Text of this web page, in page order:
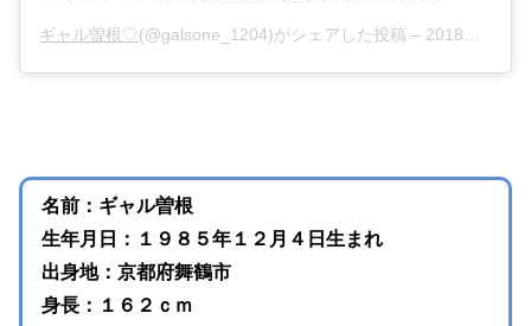
ギャル曽根♡(@galsone_1204)がシェアした投稿 – 2018年 9月月29日午前8時33分PDT
名前：ギャル曽根
生年月日：１９８５年１２月４日生まれ
出身地：京都府舞鶴市
身長：１６２ｃｍ